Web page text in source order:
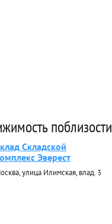
поблизости
Складской
Эверест
улица Илимская, влад. 3